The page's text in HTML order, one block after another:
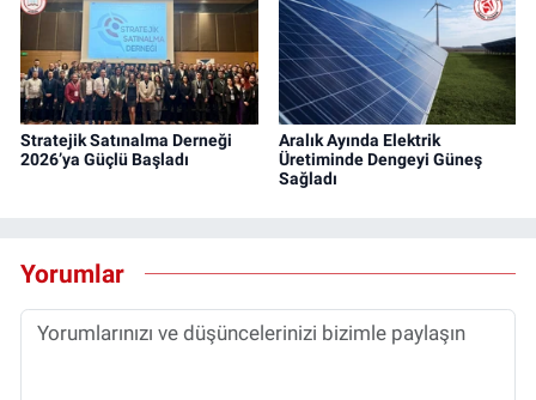
Stratejik Satınalma Derneği
2026’ya Güçlü Başladı
Aralık Ayında Elektrik
Üretiminde Dengeyi Güneş
Sağladı
Yorumlar